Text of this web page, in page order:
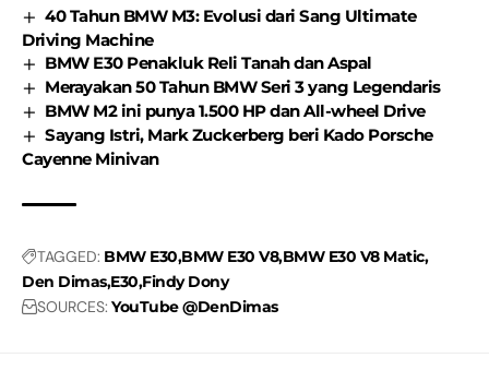
40 Tahun BMW M3: Evolusi dari Sang Ultimate
Driving Machine
BMW E30 Penakluk Reli Tanah dan Aspal
Merayakan 50 Tahun BMW Seri 3 yang Legendaris
BMW M2 ini punya 1.500 HP dan All-wheel Drive
Sayang Istri, Mark Zuckerberg beri Kado Porsche
Cayenne Minivan
TAGGED: BMW E30 BMW E30 V8BMW E30 V8 Matic
Den DimasE30 Findy Dony
SOURCES: YouTube @DenDimas